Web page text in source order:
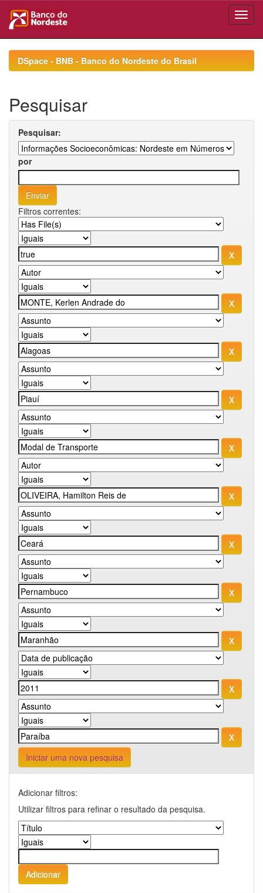
navigationDSpace - BNB - Banco do Nordeste do Brasil
Pesquisar
Pesquisar:
por
Filtros correntes:
Iniciar uma nova pesquisa
Adicionar filtros:
Utilizar filtros para refinar o resultado da pesquisa.